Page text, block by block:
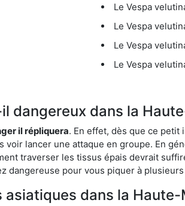
Le Vespa
Le Vespa
Le Vespa
Le Vespa
dangereux dans la
il répliquera. En effet, dès que ce petit
voir lancer une attaque en groupe. En
traverser les tissus épais devrait
dangereuse pour vous piquer à
dans la Haute-